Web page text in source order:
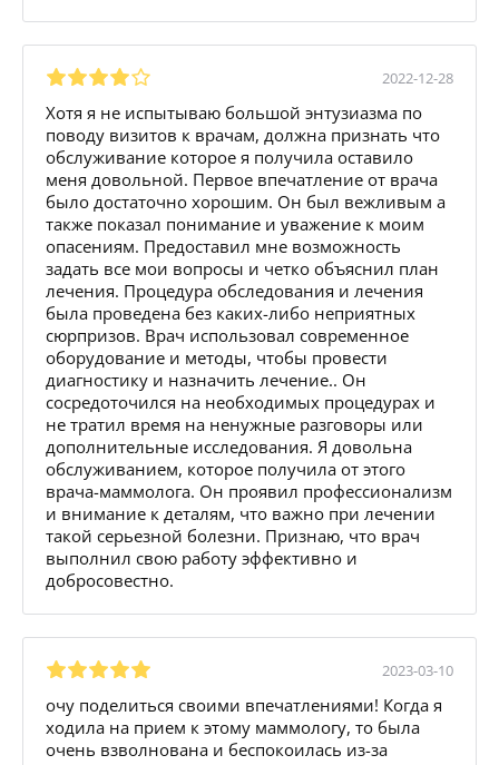
2022-12-28
Хотя я не испытываю большой энтузиазма по
поводу визитов к врачам, должна признать что
обслуживание которое я получила оставило
меня довольной. Первое впечатление от врача
было достаточно хорошим. Он был вежливым а
также показал понимание и уважение к моим
опасениям. Предоставил мне возможность
задать все мои вопросы и четко объяснил план
лечения. Процедура обследования и лечения
была проведена без каких-либо неприятных
сюрпризов. Врач использовал современное
оборудование и методы, чтобы провести
диагностику и назначить лечение.. Он
сосредоточился на необходимых процедурах и
не тратил время на ненужные разговоры или
дополнительные исследования. Я довольна
обслуживанием, которое получила от этого
врача-маммолога. Он проявил профессионализм
и внимание к деталям, что важно при лечении
такой серьезной болезни. Признаю, что врач
выполнил свою работу эффективно и
добросовестно.
2023-03-10
очу поделиться своими впечатлениями! Когда я
ходила на прием к этому маммологу, то была
очень взволнована и беспокоилась из-за